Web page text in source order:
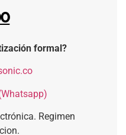
formal?
Regimen